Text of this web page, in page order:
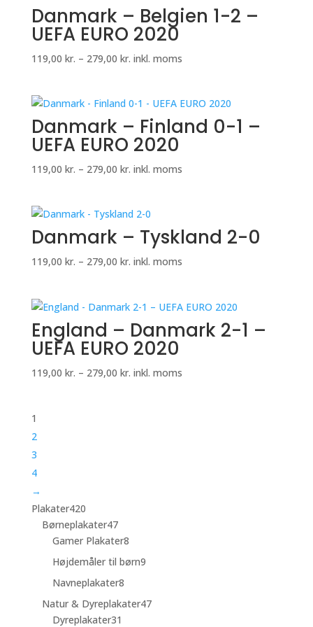
Danmark – Belgien 1-2 –
UEFA EURO 2020
119,00 kr. – 279,00 kr.Prisinterval:
279,00 kr.
inkl. moms
Danmark – Finland 0-1 –
UEFA EURO 2020
119,00 kr. – 279,00 kr.Prisinterval:
279,00 kr.
inkl. moms
Danmark – Tyskland 2-0
119,00 kr. – 279,00 kr.Prisinterval:
279,00 kr.
inkl. moms
England – Danmark 2-1 –
UEFA EURO 2020
119,00 kr. – 279,00 kr. Prisinterval:
inkl. moms
1
2
3
4
→
Plakater420420
varer
Børneplakater4747
varer
Gamer Plakater88
varer
Højdemåler til børn99
Navneplakater88
varer
Natur & Dyreplakater4747
Dyreplakater31